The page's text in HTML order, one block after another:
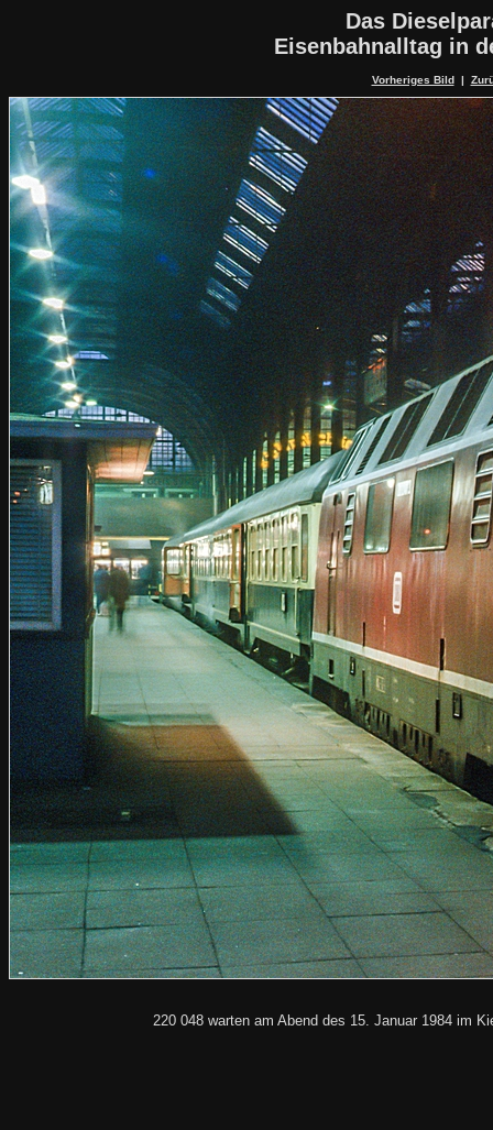
Das
Eisenbahnalltag in
Vorheriges Bild
220 048 warten am Abend des 15. Januar 1984 im